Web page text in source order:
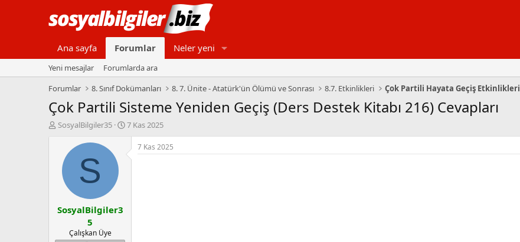
Ana sayfa Forumlar Neler yeni
Yeni mesajlar
Forumlarda ara
Forumlar
8. Sınıf Dokümanları 8. 7. Ünite - Atatürk'ün Ölümü ve Sonrası 8.7. Etkinlikleri Çok Partili Hayata Geçiş Etkinlikleri
Çok Partili Sisteme Yeniden Geçiş (Ders Destek Kitabı 216) Cevapları
K
a
SosyalBilgiler35
B
l
7 Kas 2025
S
SosyalBilgiler3
5
Çalışkan Üye
7 Kas 2025